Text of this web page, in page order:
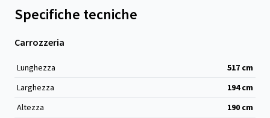
Specifiche tecniche
Carrozzeria
Lunghezza 517 cm
Larghezza
194cm
Altezza
190 cm